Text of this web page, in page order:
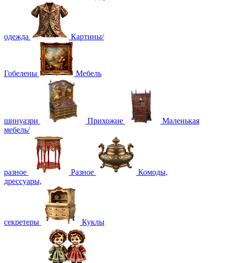
одежда Картины/
Гобелены Мебель
шинуазри Прихожие
Маленькая
мебель/
разное Разное
Комоды,
дрессуары,
секретеры Куклы